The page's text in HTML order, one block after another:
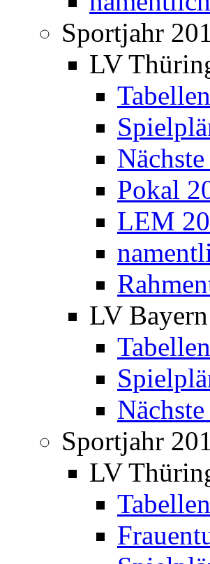
Sportjahr
LV
Pokal
LEM
LV Bayern
Sportjahr
LV